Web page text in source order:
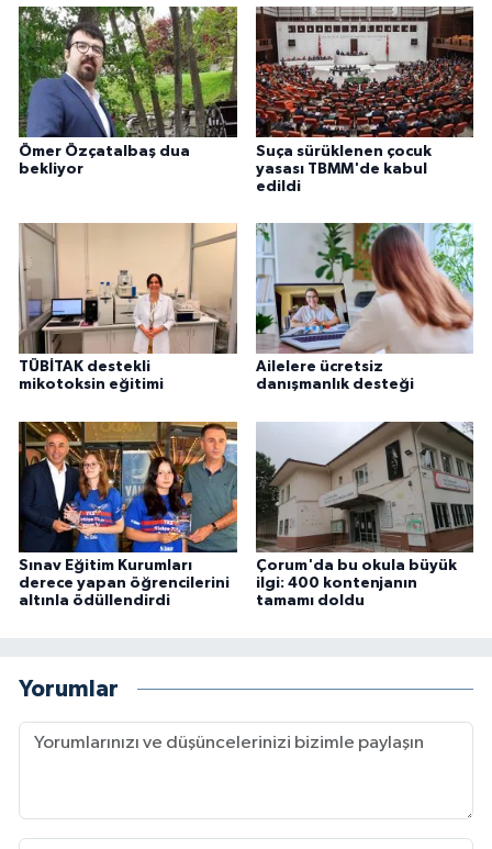
Ömer Özçatalbaş dua
bekliyor
Suça sürüklenen çocuk
yasası TBMM'de kabul
edildi
TÜBİTAK destekli
mikotoksin eğitimi
Ailelere ücretsiz
danışmanlık desteği
Sınav Eğitim Kurumları
derece yapan öğrencilerini
altınla ödüllendirdi
Çorum'da bu okula büyük
ilgi: 400 kontenjanın
tamamı doldu
Yorumlar